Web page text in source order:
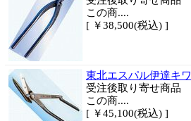
この商....
[ ￥38,500(税込) ]
東北エスパル伊達キワ
受注後取り寄せ商品
この商....
[ ￥45,100(税込) ]